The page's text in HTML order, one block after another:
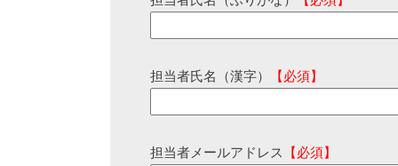
担当者氏名（漢字） 【必須】
担当者メールアドレス 【必須】